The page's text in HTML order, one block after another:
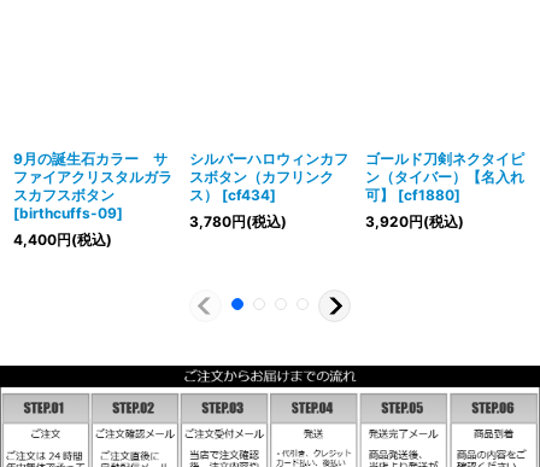
9月の誕生石カラー サ
ファイアクリスタルガラ
スカフスボタン
[birthcuffs-09]
4,400円(税込)
シルバーハロウィンカフ
スボタン（カフリンク
ス）
[cf434]
3,780円(税込)
ゴールド刀剣ネクタイピ
ン（タイバー）【名入れ
可】
[cf1880]
3,920円(税込)